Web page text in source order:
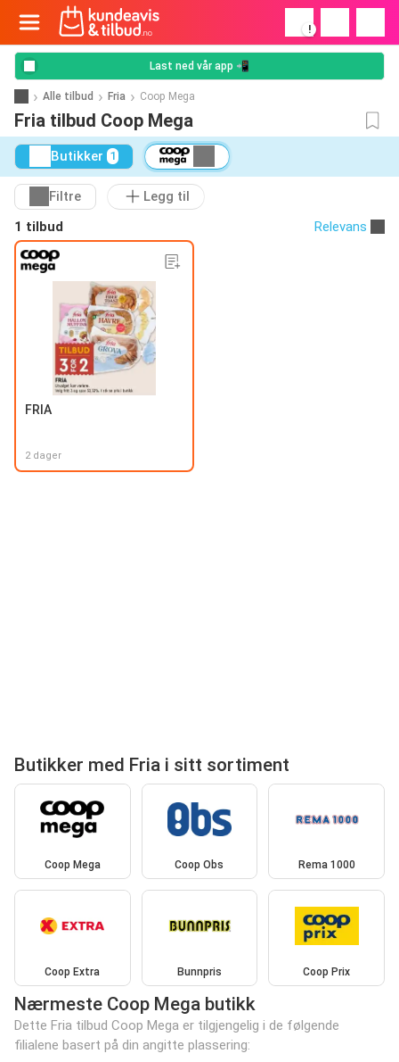
!
Last ned vår app 📲
Alle tilbud Fria Coop Mega
Fria tilbud Coop Mega
Butikker 1
Filtre
Legg til
1 tilbud
Relevans
FRIA
2 dager
Butikker med Fria i sitt sortiment
Coop Mega Coop Obs Rema 1000
Coop Extra Bunnpris Coop Prix
Nærmeste Coop Mega butikk
Dette Fria tilbud Coop Mega er tilgjengelig i de følgende
filialene basert på din angitte plassering: